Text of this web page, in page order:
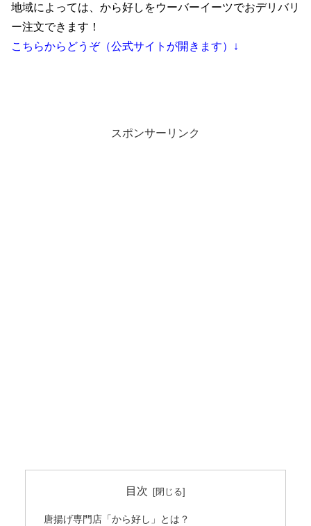
地域によっては、から好しをウーバーイーツでおデリバリ
ー注文できます！
こちらからどうぞ（公式サイトが開きます）↓
スポンサーリンク
目次
唐揚げ専門店「から好し」とは？